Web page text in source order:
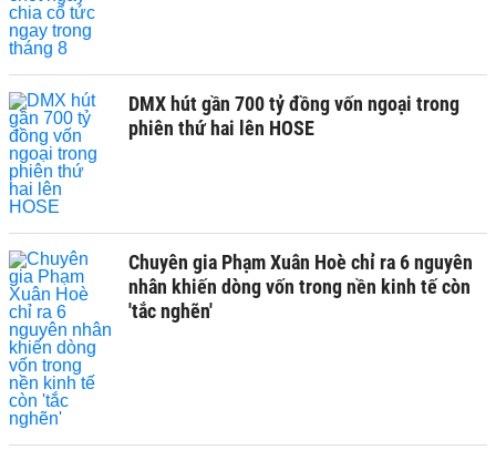
DMX hút gần 700 tỷ đồng vốn ngoại trong
phiên thứ hai lên HOSE
Chuyên gia Phạm Xuân Hoè chỉ ra 6 nguyên
nhân khiến dòng vốn trong nền kinh tế còn
'tắc nghẽn'